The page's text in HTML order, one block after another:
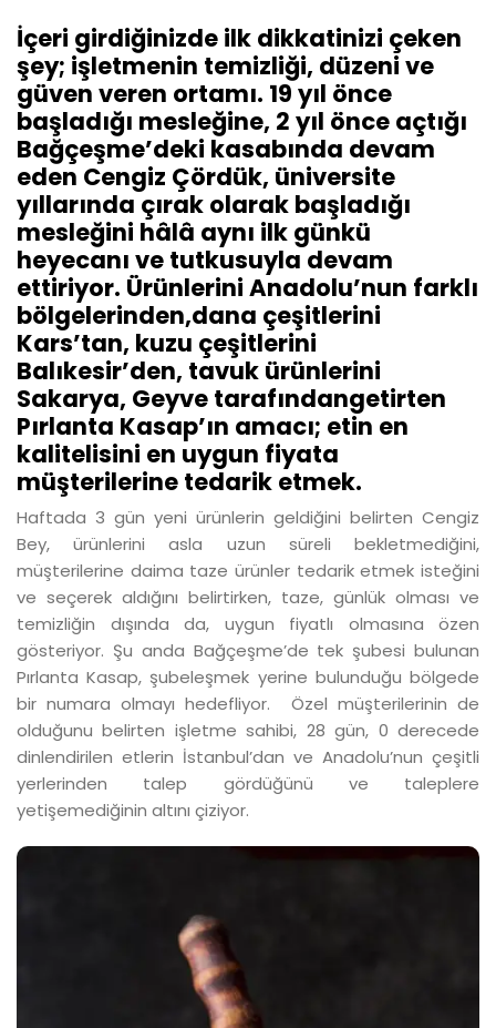
İçeri girdiğinizde ilk dikkatinizi çeken
şey; işletmenin temizliği, düzeni ve
güven veren ortamı. 19 yıl önce
başladığı mesleğine, 2 yıl önce açtığı
Bağçeşme’deki kasabında devam
eden Cengiz Çördük, üniversite
yıllarında çırak olarak başladığı
mesleğini hâlâ aynı ilk günkü
heyecanı ve tutkusuyla devam
ettiriyor. Ürünlerini Anadolu’nun farklı
bölgelerinden,dana çeşitlerini
Kars’tan, kuzu çeşitlerini
Balıkesir’den, tavuk ürünlerini
Sakarya, Geyve tarafındangetirten
Pırlanta Kasap’ın amacı; etin en
kalitelisini en uygun fiyata
müşterilerine tedarik etmek.
Haftada 3 gün yeni ürünlerin geldiğini belirten Cengiz
Bey, ürünlerini asla uzun süreli bekletmediğini,
müşterilerine daima taze ürünler tedarik etmek isteğini
ve seçerek aldığını belirtirken, taze, günlük olması ve
temizliğin dışında da, uygun fiyatlı olmasına özen
gösteriyor. Şu anda Bağçeşme’de tek şubesi bulunan
Pırlanta Kasap, şubeleşmek yerine bulunduğu bölgede
bir numara olmayı hedefliyor. Özel müşterilerinin de
olduğunu belirten işletme sahibi, 28 gün, 0 derecede
dinlendirilen etlerin İstanbul’dan ve Anadolu’nun çeşitli
yerlerinden talep gördüğünü ve taleplere
yetişemediğinin altını çiziyor.